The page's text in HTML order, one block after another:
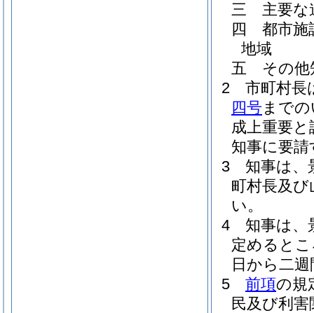
三
主要な
四
都市施
地域
五
その
2
市町村長
四号まで
成上重要
知事に要
3
知事は、
町村長及
い。
4
知事は、
定めると
日から二
5
前項の規
民及び利